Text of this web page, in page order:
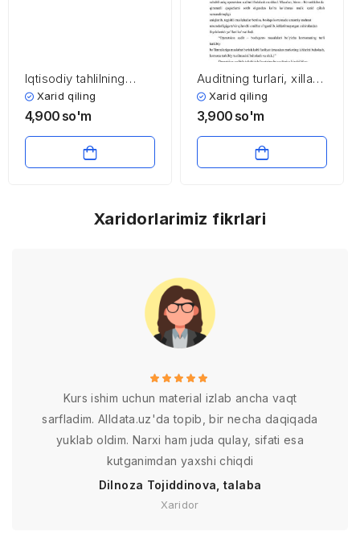
Iqtisodiy tahlilning
rivоjlаnish tarixi va fаn
sifаtidа shаkllаnishi
Xarid qiling
4,900 so'm
Auditning turlari, xillari
va shakllari. Audit va
taftish
Xarid qiling
3,900 so'm
Xaridorlarimiz fikrlari
Kurs ishim uchun material izlab ancha vaqt
sarfladim. Alldata.uz'da topib, bir necha daqiqada
yuklab oldim. Narxi ham juda qulay, sifati esa
kutganimdan yaxshi chiqdi
Dilnoza Tojiddinova, talaba
Xaridor